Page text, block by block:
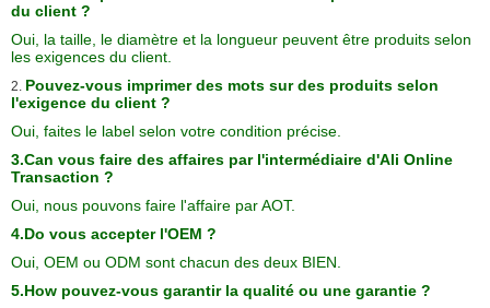
du client ?
Oui, la taille, le diamètre et la longueur peuvent être produits selon
les exigences du client.
2. Pouvez-vous imprimer des mots sur des produits selon
l'exigence du client ?
Oui, faites le label selon votre condition précise.
3.Can vous faire des affaires par l'intermédiaire d'Ali Online
Transaction ?
Oui, nous pouvons faire l'affaire par AOT.
4.Do vous accepter l'OEM ?
Oui, OEM ou ODM sont chacun des deux BIEN.
5.How pouvez-vous garantir la qualité ou une garantie ?